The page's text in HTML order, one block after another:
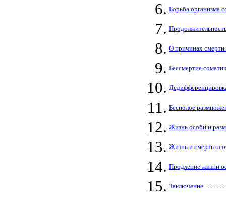
6. Борьба организма
7.
8. О причинах
9. Бессмертие
10.
11. Бесполое
12. Жизнь особи и
13. Жизнь и смерть
14. Продление жизни
15.